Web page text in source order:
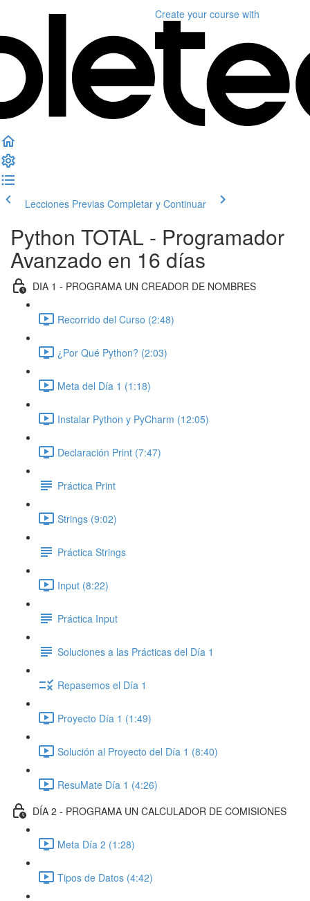
Create your course with
Lecciones Previas Completar y Continuar
Python TOTAL - Programador
Avanzado en 16 días
DIA 1 - PROGRAMA UN CREADOR DE NOMBRES
Recorrido del Curso (2:48)
¿Por Qué Python? (2:03)
Meta del Día 1 (1:18)
Instalar Python y PyCharm (12:05)
Declaración Print (7:47)
Práctica Print
Strings (9:02)
Práctica Strings
Input (8:22)
Práctica Input
Soluciones a las Prácticas del Día 1
Repasemos el Día 1
Proyecto Día 1 (1:49)
Solución al Proyecto del Día 1 (8:40)
ResuMate Día 1 (4:26)
DÍA 2 - PROGRAMA UN CALCULADOR DE COMISIONES
Meta Día 2 (1:28)
Tipos de Datos (4:42)